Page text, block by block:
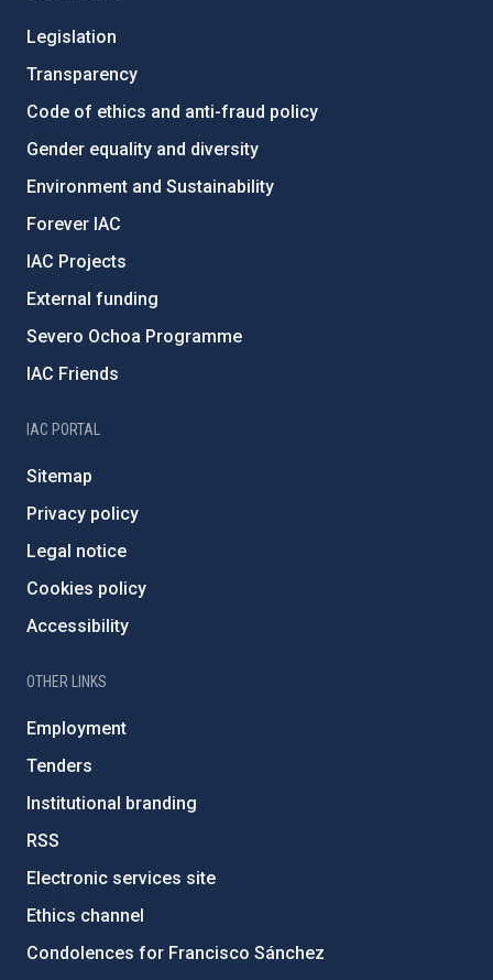
Legislation
Transparency
Code of ethics and anti-fraud policy
Gender equality and diversity
Environment and Sustainability
Forever IAC
IAC Projects
External funding
Severo Ochoa Programme
IAC Friends
IAC PORTAL
Sitemap
Privacy policy
Legal notice
Cookies policy
Accessibility
OTHER LINKS
Employment
Tenders
Institutional branding
RSS
Electronic services site
Ethics channel
Condolences for Francisco Sánchez